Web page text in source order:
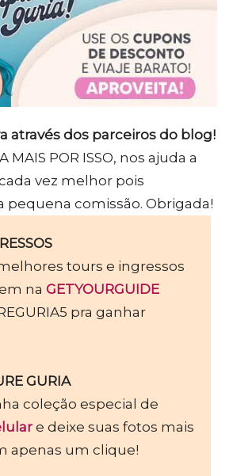
através dos parceiros do blog!
MAIS POR ISSO, nos ajuda a
vez melhor pois
pequena comissão. Obrigada!
tours e ingressos
naGETYOURGUIDE
pra ganhar
GURIA
coleção especial de
e deixe suas fotos mais
apenas um clique!